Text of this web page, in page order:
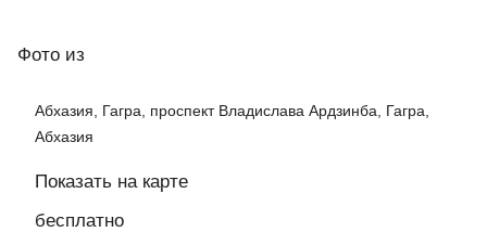
Фото из
Абхазия, Гагра, проспект Владислава Ардзинба, Гагра,
Абхазия
Показать на карте
бесплатно